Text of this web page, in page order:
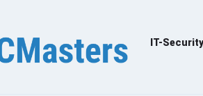
IT-Security